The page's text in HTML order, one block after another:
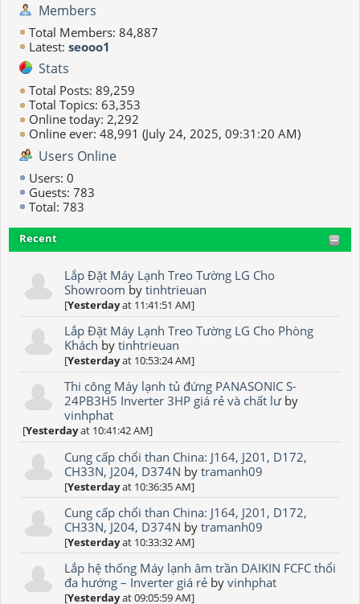
Members
Total Members: 84,887
Latest: seooo1
Stats
Total Posts: 89,259
Total Topics: 63,353
Online today: 2,292
Online ever: 48,991 (July 24, 2025, 09:31:20 AM)
Users Online
Users: 0
Guests: 783
Total: 783
Recent
Lắp Đặt Máy Lạnh Treo Tường LG Cho
Showroom bytinhtrieuan
[Yesterdayat 11:41:51 AM]
Lắp Đặt Máy Lạnh Treo Tường LG Cho Phòng
Khách bytinhtrieuan
[Yesterdayat 10:53:24 AM]
Thi công Máy lạnh tủ đứng PANASONIC S-
24PB3H5 Inverter 3HP giá rẻ và chất lưby
vinhphat
[Yesterdayat 10:41:42 AM]
Cung cấp chổi than China: J164, J201, D172,
CH33N, J204, D374N bytramanh09
[Yesterdayat 10:36:35 AM]
Cung cấp chổi than China: J164, J201, D172,
CH33N, J204, D374N bytramanh09
[Yesterdayat 10:33:32 AM]
Lắp hệ thống Máy lạnh âm trần DAIKIN FCFC thổi
đa hướng – Inverter giá rẻ byvinhphat
[Yesterdayat 09:05:59 AM]